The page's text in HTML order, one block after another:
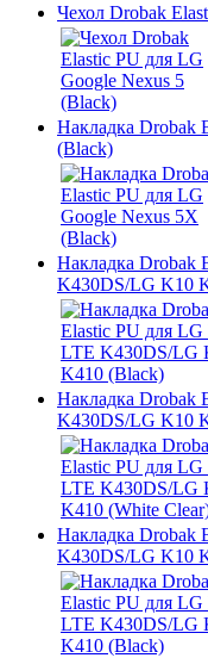
Чехол Drobak
Накладка Drobak
(Black)
Накладка Drobak
K430DS/LG K10
Накладка Drobak
K430DS/LG K10
Накладка Drobak
K430DS/LG K10